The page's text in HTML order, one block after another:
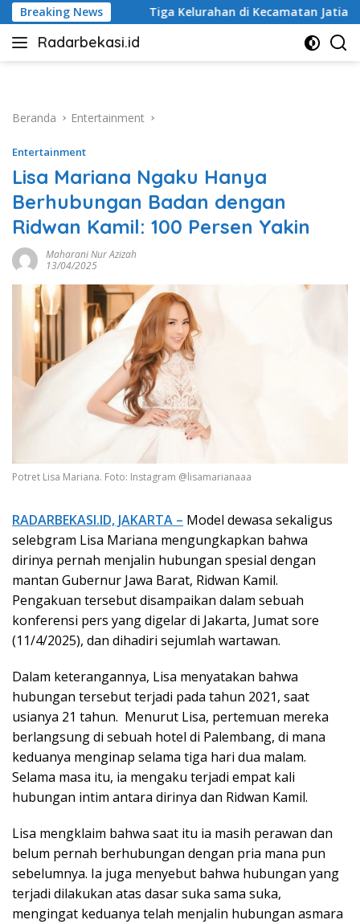
Langsung
ke
konten
Breaking News
Tiga Kelurahan di Kecamatan Jatiasih Belum Cairkan Dana
Radarbekasi.id
Berita
Beranda
Entertainment
Entertainment
Lisa Mariana Ngaku Hanya
Berhubungan Badan dengan
Ridwan Kamil: 100 Persen Yakin
Maharani Nur Azizah
13/04/2025
Potret Lisa Mariana. Foto: Instagram @lisamarianaaa
RADARBEKASI.ID, JAKARTA – Model dewasa sekaligus
selebgram Lisa Mariana mengungkapkan bahwa
dirinya pernah menjalin hubungan spesial dengan
mantan Gubernur Jawa Barat, Ridwan Kamil.
Pengakuan tersebut disampaikan dalam sebuah
konferensi pers yang digelar di Jakarta, Jumat sore
(11/4/2025), dan dihadiri sejumlah wartawan.
Dalam keterangannya, Lisa menyatakan bahwa
hubungan tersebut terjadi pada tahun 2021, saat
usianya 21 tahun. Menurut Lisa, pertemuan mereka
berlangsung di sebuah hotel di Palembang, di mana
keduanya menginap selama tiga hari dua malam.
Selama masa itu, ia mengaku terjadi empat kali
hubungan intim antara dirinya dan Ridwan Kamil.
Lisa mengklaim bahwa saat itu ia masih perawan dan
belum pernah berhubungan dengan pria mana pun
sebelumnya. Ia juga menyebut bahwa hubungan yang
terjadi dilakukan atas dasar suka sama suka,
mengingat keduanya telah menjalin hubungan asmara